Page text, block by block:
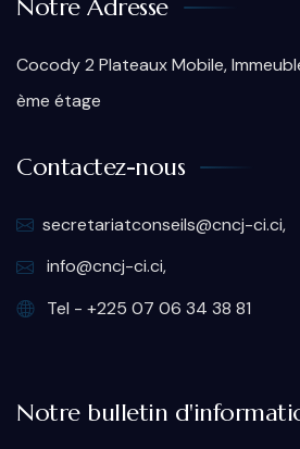
Notre Adresse
Cocody 2 Plateaux Mobile,
ème étage
Contactez-nous
secretariatconseils@cncj-ci.ci,
info@cncj-ci.ci,
Tel - +225 07 06 34 38 81
Notre bulletin